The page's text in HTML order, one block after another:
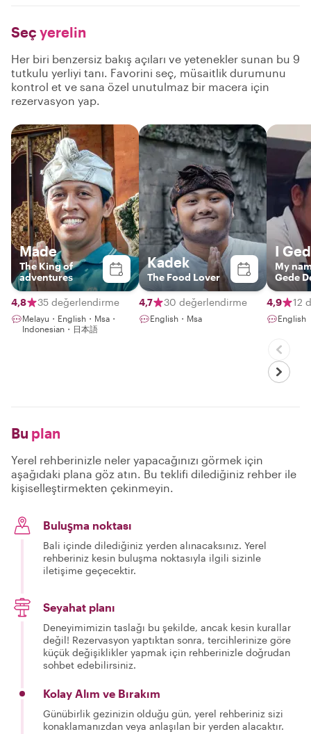
Seç yerelin
Her biri benzersiz bakış açıları ve yetenekler sunan bu 9
tutkulu yerliyi tanı. Favorini seç, müsaitlik durumunu
kontrol et ve sana özel unutulmaz bir macera için
rezervasyon yap.
Made
The King of
adventures
4,8 35 değerlendirme
Melayu・English・Msa・
Indonesian・日本語
Kadek
The Food Lover
4,7 30 değerlendirme
English・Msa
I
My
Gede
guide
4,9 12
English
Bu plan
Yerel rehberinizle neler yapacağınızı görmek için
aşağıdaki plana göz atın. Bu teklifi dilediğiniz rehber ile
kişiselleştirmekten çekinmeyin.
Buluşma noktası
Bali içinde dilediğiniz yerden alınacaksınız. Yerel
rehberiniz kesin buluşma noktasıyla ilgili sizinle
iletişime geçecektir.
Seyahat planı
Deneyimimizin taslağı bu şekilde, ancak kesin kurallar
değil! Rezervasyon yaptıktan sonra, tercihlerinize göre
küçük değişiklikler yapmak için rehberinizle doğrudan
sohbet edebilirsiniz.
Kolay Alım ve Bırakım
Günübirlik gezinizin olduğu gün, yerel rehberiniz sizi
konaklamanızdan veya anlaşılan bir yerden alacaktır.